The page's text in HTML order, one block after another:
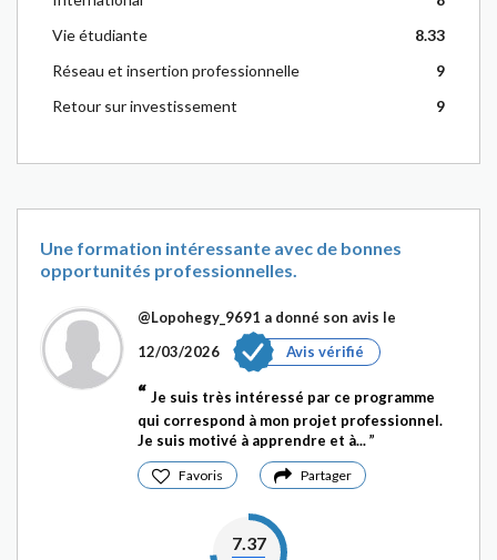
Vie étudiante
8.33
Réseau et insertion professionnelle
9
Retour sur investissement
9
Une formation intéressante avec de bonnes
opportunités professionnelles.
@Lopohegy_9691 a donné son avis le
12/03/2026
Avis vérifié
Je suis très intéressé par ce programme
qui correspond à mon projet professionnel.
Je suis motivé à apprendre et à...
Favoris Partager
7.37